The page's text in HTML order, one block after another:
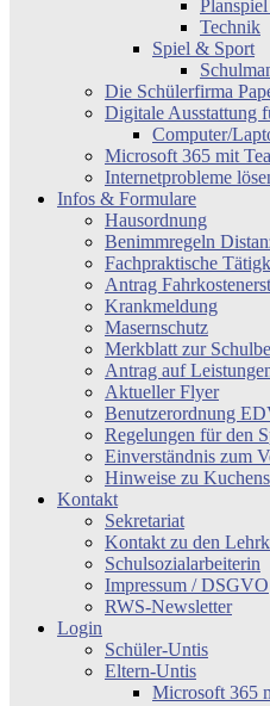
Technik
Spiel & Sport
Die Schülerfirma
Digitale Ausstattung
Computer/
Microsoft 365 mit
Internetprobleme
Infos & Formulare
Hausordnung
Benimmregeln
Fachpraktische
Antrag
Krankmeldung
Masernschutz
Merkblatt zur
Antrag auf
Aktueller Flyer
Benutzerordnung
Regelungen für den
Einverständnis zum
Hinweise zu
Kontakt
Sekretariat
Kontakt zu den
Schulsozialarbeiterin
Impressum / DSGVO
RWS-Newsletter
Login
Schüler-Untis
Eltern-Untis
Microsoft 365